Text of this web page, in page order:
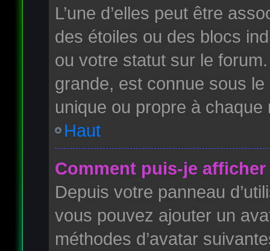
L’une d’elles peut être
des étoiles ou des blocs
ou votre statut sur le
grande, est connue sous
unique ou propre à chaque
Haut
Comment puis-je
Depuis votre panneau
vous pouvez ajouter un
méthodes d’avatar